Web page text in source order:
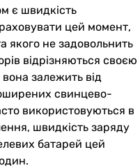
є швидкість
цей момент,
якого не задовольнить
відрізняються своєю
залежить від
свинцево-
використовуються в
швидкість заряду
батарей цей